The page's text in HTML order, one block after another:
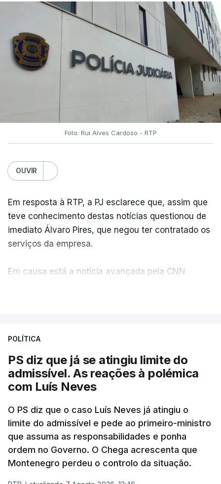
Foto: Rui Alves Cardoso - RTP
OUVIR
Em resposta à RTP, a PJ esclarece que, assim que
teve conhecimento destas notícias questionou de
imediato Álvaro Pires, que negou ter contratado os
serviços da empresa.
Em causa está a notícia avançada pela CNN
abertura de qualquer processo disciplinar, por não
ter qualquer elemento que indicie a realização
dessas obras.
Empreiteiro da
Construbarcelos também
fez obras na casa do diretor
financeiro da PJ
POLÍTICA
PS diz que já se atingiu limite do
admissível. As reações à polémica
com Luís Neves
O PS diz que o caso Luís Neves já atingiu o
limite do admissível e pede ao primeiro-ministro
que assuma as responsabilidades e ponha
ordem no Governo. O Chega acrescenta que
Montenegro perdeu o controlo da situação.